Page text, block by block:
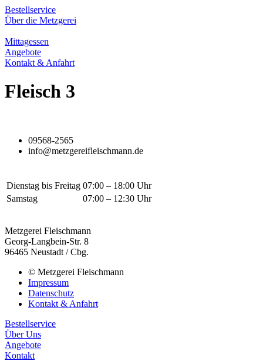
Zum
Inhalt
Bestellservice
Über die Metzgerei
Mittagessen
Angebote
Kontakt & Anfahrt
Fleisch 3
09568-2565
info@metzgereifleischmann.de
Dienstag bis Freitag 07:00 – 18:00 Uhr
Samstag
07:00 – 12:30 Uhr
Metzgerei Fleischmann
Georg-Langbein-Str. 8
96465 Neustadt / Cbg.
© Metzgerei Fleischmann
Impressum
Datenschutz
Kontakt & Anfahrt
Bestellservice
Über Uns
Angebote
Kontakt